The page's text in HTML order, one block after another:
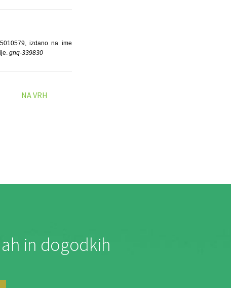
izdano na ime
gnq-339830
NA VRH
in dogodkih